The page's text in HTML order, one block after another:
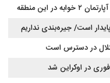
تنگه، در آستانه نهایی شدن
لیست قیمت خرید مسکن در نازی‌آباد/ خرید آپارتمان ۲ خوابه در این منطقه
است/ جیره‌بندی نداریم
در دسترس است
در اوکراین شد